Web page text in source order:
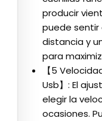
producir
puede
distancia y
para
【5
Usb】: El
elegir la
ocasiones.